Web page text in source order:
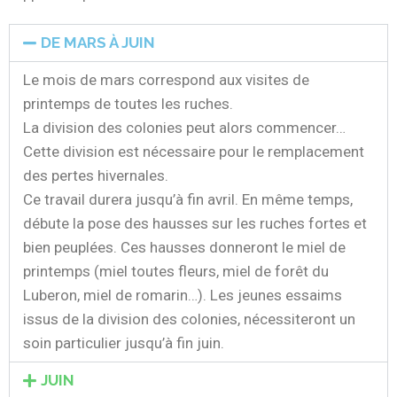
DE MARS À JUIN
Le mois de mars correspond aux visites de
printemps de toutes les ruches.
La division des colonies peut alors commencer…
Cette division est nécessaire pour le remplacement
des pertes hivernales.
Ce travail durera jusqu’à fin avril. En même temps,
débute la pose des hausses sur les ruches fortes et
bien peuplées. Ces hausses donneront le miel de
printemps (miel toutes fleurs, miel de forêt du
Luberon, miel de romarin…). Les jeunes essaims
issus de la division des colonies, nécessiteront un
soin particulier jusqu’à fin juin.
JUIN